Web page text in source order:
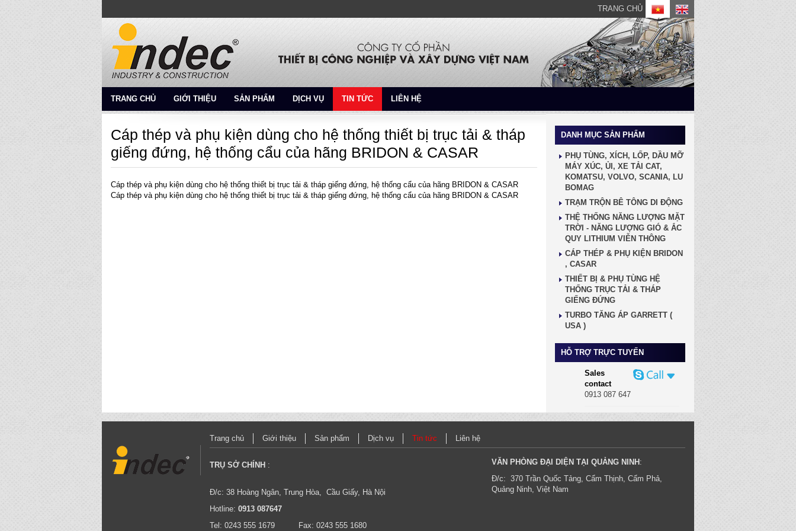
TRANG CHỦ
TRANG CHỦ GIỚI THIỆU SẢN PHẨM DỊCH VỤ TIN TỨC LIÊN HỆ
Cáp thép và phụ kiện dùng cho hệ thống thiết bị trục tải & tháp
giếng đứng, hệ thống cẩu của hãng BRIDON & CASAR
Cáp thép và phụ kiện dùng cho hệ thống thiết bị trục tải & tháp giếng đứng, hệ thống cẩu của hãng BRIDON & CASAR
Cáp thép và phụ kiện dùng cho hệ thống thiết bị trục tải & tháp giếng đứng, hệ thống cẩu của hãng BRIDON & CASAR
DANH MỤC SẢN PHẨM
PHỤ TÙNG, XÍCH, LỐP, DẦU MỠ
MÁY XÚC, ỦI, XE TẢI CAT,
KOMATSU, VOLVO, SCANIA, LU
BOMAG
TRẠM TRỘN BÊ TÔNG DI ĐỘNG
THỆ THỐNG NĂNG LƯỢNG MẶT
TRỜI - NĂNG LƯỢNG GIÓ & ẮC
QUY LITHIUM VIỄN THÔNG
CÁP THÉP & PHỤ KIỆN BRIDON
, CASAR
THIẾT BỊ & PHỤ TÙNG HỆ
THỐNG TRỤC TẢI & THÁP
GIẾNG ĐỨNG
TURBO TĂNG ÁP GARRETT (
USA )
HỖ TRỢ TRỰC TUYẾN
Sales
contact
0913 087 647
Trang chủ Giới thiệu Sản phẩm Dịch vụ Tin tức Liên hệ
TRỤ SỞ CHÍNH :
Đ/c: 38 Hoàng Ngân, Trung Hòa, Cầu Giấy, Hà Nội
Hotline: 0913 087647
Tel: 0243 555 1679 Fax: 0243 555 1680
VĂN PHÒNG ĐẠI DIỆN TẠI QUẢNG NINH :
Đ/c: 370 Trần Quốc Tảng, Cẩm Thịnh, Cẩm Phả,
Quảng Ninh, Việt Nam